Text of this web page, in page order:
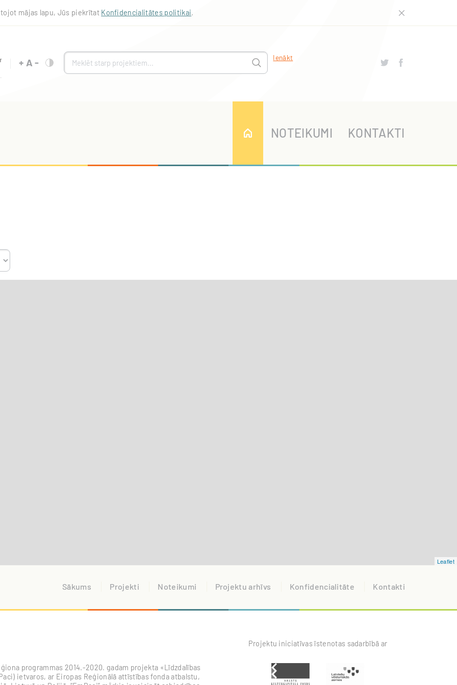
mājas lapu, Jūs piekrītat Konfidencialitātes politikai.
+ A - Ienākt
NOTEIKUMI KONTAKTI
Leaflet
Sākums Projekti Noteikumi Projektu arhīvs Konfidencialitāte Kontakti
programmas 2014.-2020. gadam projekta «Līdzdalības
ietvaros, ar Eiropas Reģionālā attīstības fonda atbalstu,
Projektu iniciatīvas īstenotas sadarbībā ar